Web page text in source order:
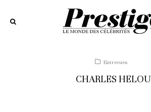
Entrevues
CHARLES HELOU